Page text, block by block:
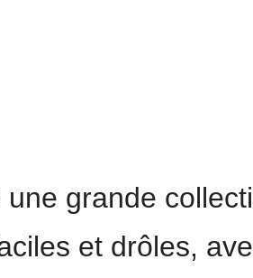
une grande
et drôles,